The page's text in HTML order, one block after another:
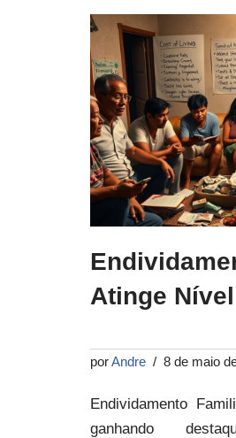
Atinge
porAndre 8 de maio
Endividamento
ganhando